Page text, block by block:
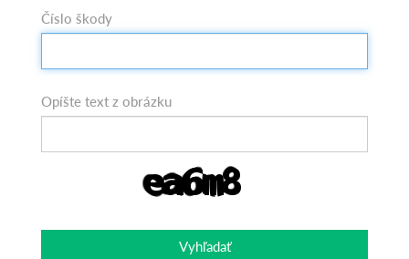
Číslo škody
Opíšte text z obrázku
Vyhľadať